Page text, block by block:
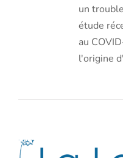
un
étude
au
l'origine